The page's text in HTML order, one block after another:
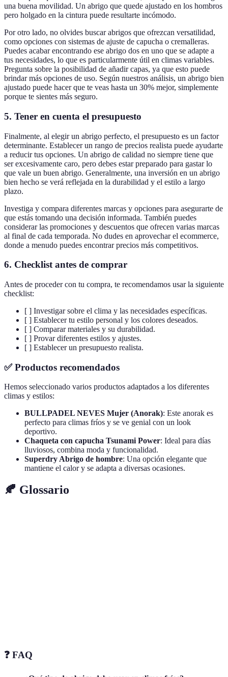
una buena movilidad. Un abrigo que quede ajustado en los hombros
pero holgado en la cintura puede resultarte incómodo.
Por otro lado, no olvides buscar abrigos que ofrezcan versatilidad,
como opciones con sistemas de ajuste de capucha o cremalleras.
Puedes acabar encontrando ese abrigo dos en uno que se adapte a
tus necesidades, lo que es particularmente útil en climas variables.
Pregunta sobre la posibilidad de añadir capas, ya que esto puede
brindar más opciones de uso. Según nuestros análisis, un abrigo bien
ajustado puede hacer que te veas hasta un 30% mejor, simplemente
porque te sientes más seguro.
5. Tener en cuenta el presupuesto
Finalmente, al elegir un abrigo perfecto, el presupuesto es un factor
determinante. Establecer un rango de precios realista puede ayudarte
a reducir tus opciones. Un abrigo de calidad no siempre tiene que
ser excesivamente caro, pero debes estar preparado para gastar lo
que vale un buen abrigo. Generalmente, una inversión en un abrigo
bien hecho se verá reflejada en la durabilidad y el estilo a largo
plazo.
Investiga y compara diferentes marcas y opciones para asegurarte de
que estás tomando una decisión informada. También puedes
considerar las promociones y descuentos que ofrecen varias marcas
al final de cada temporada. No dudes en aprovechar el ecommerce,
donde a menudo puedes encontrar precios más competitivos.
6. Checklist antes de comprar
Antes de proceder con tu compra, te recomendamos usar la siguiente
checklist:
[ ] Investigar sobre el clima y las necesidades específicas.
[ ] Establecer tu estilo personal y los colores deseados.
[ ] Comparar materiales y su durabilidad.
[ ] Provar diferentes estilos y ajustes.
[ ] Establecer un presupuesto realista.
✅ Productos recomendados
Hemos seleccionado varios productos adaptados a los diferentes
climas y estilos:
BULLPADEL NEVES Mujer (Anorak): Este anorak es
perfecto para climas fríos y se ve genial con un look
deportivo.
Chaqueta con capucha Tsunami Power: Ideal para días
lluviosos, combina moda y funcionalidad.
Superdry Abrigo de hombre: Una opción elegante que
mantiene el calor y se adapta a diversas ocasiones.
🍂 Glossario
❓ FAQ